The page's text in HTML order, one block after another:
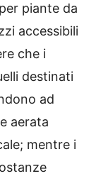
piante da
accessibili
che i
destinati
ad
aerata
mentre i